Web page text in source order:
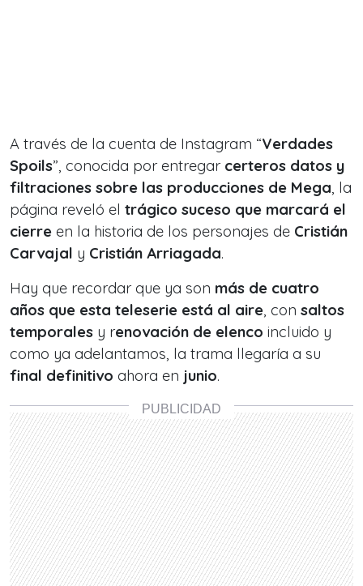
A través de la cuenta de Instagram “Verdades
Spoils”, conocida por entregar certeros datos y
filtraciones sobre las producciones de Mega, la
página reveló el trágico suceso que marcará el
cierre en la historia de los personajes de Cristián
Carvajal y Cristián Arriagada.
Hay que recordar que ya son más de cuatro
años que esta teleserie está al aire, con saltos
temporales y renovación de elenco incluido y
como ya adelantamos, la trama llegaría a su
final definitivo ahora en junio.